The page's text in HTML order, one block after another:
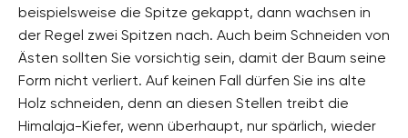
beispielsweise die Spitze gekappt, dann wachsen in
der Regel zwei Spitzen nach. Auch beim Schneiden von
Ästen sollten Sie vorsichtig sein, damit der Baum seine
Form nicht verliert. Auf keinen Fall dürfen Sie ins alte
Holz schneiden, denn an diesen Stellen treibt die
Himalaja-Kiefer, wenn überhaupt, nur spärlich, wieder